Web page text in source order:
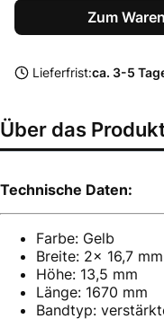
Zum
Lieferfrist:ca. 3-5
Über das
Technische Daten:
Farbe: Gelb
Breite: 2x 16,7 mm
Höhe: 13,5 mm
Länge: 1670 mm
Bandtyp: